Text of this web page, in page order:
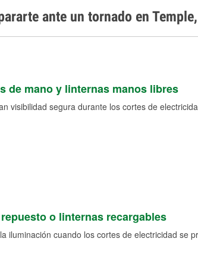
ante un tornado en
de mano y linternas manos libres
visibilidad segura durante los cortes de
o linternas recargables
iluminación cuando los cortes de electricidad se